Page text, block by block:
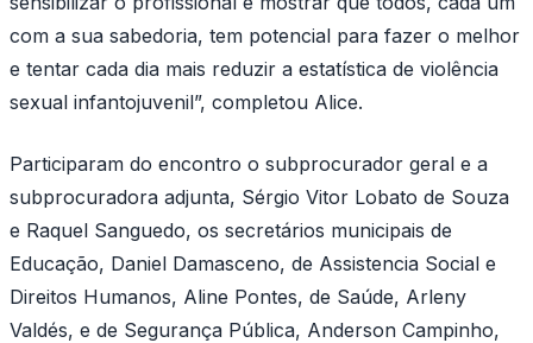
com a sua sabedoria, tem potencial para fazer o melhor
e tentar cada dia mais reduzir a estatística de violência
sexual infantojuvenil”, completou Alice.
Participaram do encontro o subprocurador geral e a
subprocuradora adjunta, Sérgio Vitor Lobato de Souza
e Raquel Sanguedo, os secretários municipais de
Educação, Daniel Damasceno, de Assistencia Social e
Direitos Humanos, Aline Pontes, de Saúde, Arleny
Valdés, e de Segurança Pública, Anderson Campinho,